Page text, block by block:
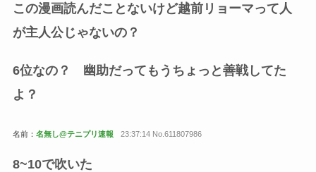
この漫画読んだことないけど越前リョーマって人
が主人公じゃないの？
6位なの？ 幽助だってもうちょっと善戦してた
よ？
名前： 名無し@テニプリ速報 23:37:14 No.611807986
8~10で吹いた